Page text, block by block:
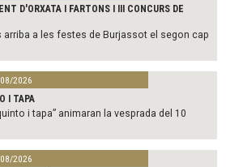
D'ORXATA I FARTONS I III CONCURS DE
arriba a les festes de Burjassot el segon cap
2026
I TAPA
i tapa” animaran la vesprada del 10
2026